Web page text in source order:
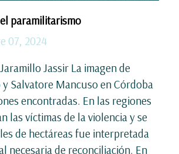
paramilitarismo
07, 2024
Jassir La imagen de
Salvatore Mancuso en Córdoba
encontradas. En las regiones
las víctimas de la violencia y se
de hectáreas fue interpretada
necesaria de reconciliación. En